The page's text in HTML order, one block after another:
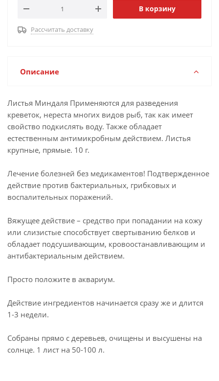
В корзину
Рассчитать доставку
Описание
Листья Миндаля Применяются для разведения
креветок, нереста многих видов рыб, так как имеет
свойство подкислять воду. Также обладает
естественным антимикробным действием. Листья
крупные, прямые. 10 г.
Лечение болезней без медикаментов! Подтвержденное
действие против бактериальных, грибковых и
воспалительных поражений.
Вяжущее действие – средство при попадании на кожу
или слизистые способствует свертыванию белков и
обладает подсушивающим, кровоостанавливающим и
антибактериальным действием.
Просто положите в аквариум.
Действие ингредиентов начинается сразу же и длится
1-3 недели.
Собраны прямо с деревьев, очищены и высушены на
солнце. 1 лист на 50-100 л.